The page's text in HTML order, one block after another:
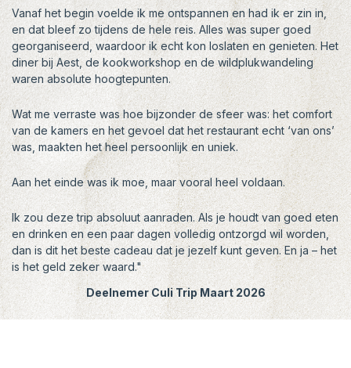
Vanaf het begin voelde ik me ontspannen en had ik er zin in,
en dat bleef zo tijdens de hele reis. Alles was super goed
georganiseerd, waardoor ik echt kon loslaten en genieten. Het
diner bij Aest, de kookworkshop en de wildplukwandeling
waren absolute hoogtepunten.
Wat me verraste was hoe bijzonder de sfeer was: het comfort
van de kamers en het gevoel dat het restaurant echt ‘van ons’
was, maakten het heel persoonlijk en uniek.
Aan het einde was ik moe, maar vooral heel voldaan.
Ik zou deze trip absoluut aanraden. Als je houdt van goed eten
en drinken en een paar dagen volledig ontzorgd wil worden,
dan is dit het beste cadeau dat je jezelf kunt geven. En ja – het
is het geld zeker waard."
Deelnemer Culi Trip Maart 2026